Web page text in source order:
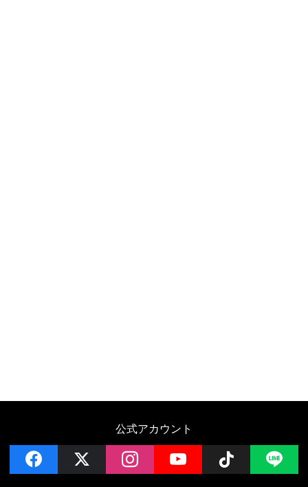
公式アカウント
facebook instagramYouTube Follow